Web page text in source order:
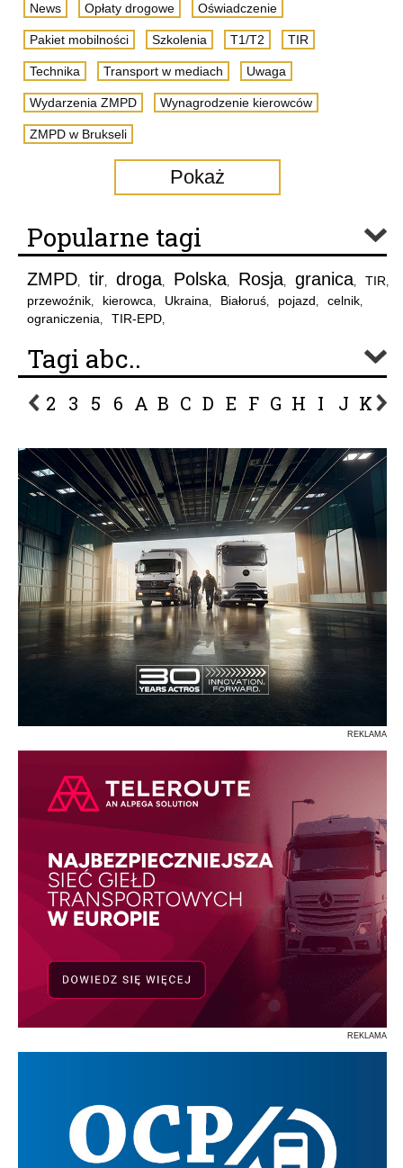
News Opłaty drogowe Oświadczenie
Pakiet mobilności Szkolenia T1/T2 TIR
Technika Transport w mediach Uwaga
Wydarzenia ZMPD Wynagrodzenie kierowców
ZMPD w Brukseli
Pokaż
Popularne tagi
ZMPD, tir, droga, Polska, Rosja, granica, TIR,
przewoźnik, kierowca, Ukraina, Białoruś, pojazd, celnik,
ograniczenia, TIR-EPD,
Tagi abc..
2 3 5 6 A B C D E F G H I J K L
REKLAMA
REKLAMA